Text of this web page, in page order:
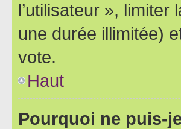
l’utilisateur »,
une durée illimitée)
vote.
Haut
Pourquoi ne puis-